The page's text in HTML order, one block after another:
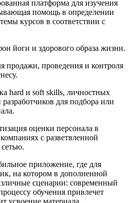
платформа для изучения
помощь в определении
курсов в соответствии с
йоги и здорового образа жизни.
продажи, проведения и контроля
hard и soft skills, личностных
для подбора или
оценки персонала в
с разветвленной
приложение, где для
на котором в дополненной
сценарии: современный
обучения привлечет